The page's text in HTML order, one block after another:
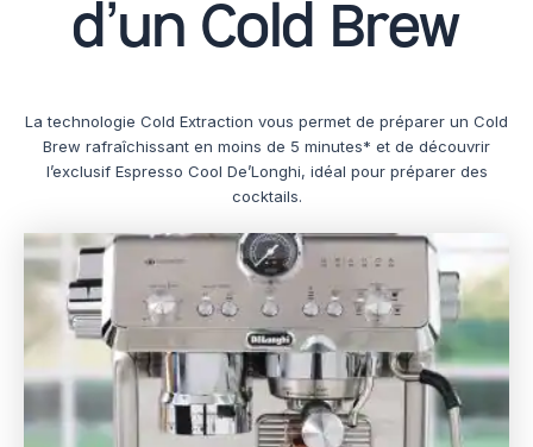
d’un Cold Brew
La technologie Cold Extraction vous permet de préparer un Cold
Brew rafraîchissant en moins de 5 minutes* et de découvrir
l’exclusif Espresso Cool De’Longhi, idéal pour préparer des
cocktails.